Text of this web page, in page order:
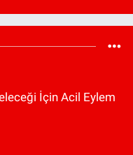
İçin Acil Eylem